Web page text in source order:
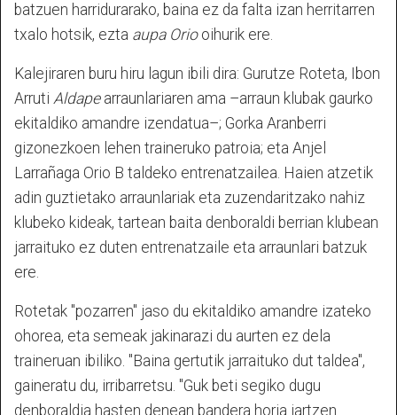
batzuen harridurarako, baina ez da falta izan herritarren
txalo hotsik, ezta aupa Oriooihurik ere.
Kalejiraren buru hiru lagun ibili dira: Gurutze Roteta, Ibon
Arruti Aldapearraunlariaren ama –arraun klubak gaurko
ekitaldiko amandre izendatua–; Gorka Aranberri
gizonezkoen lehen traineruko patroia; eta Anjel
Larrañaga Orio B taldeko entrenatzailea. Haien atzetik
adin guztietako arraunlariak eta zuzendaritzako nahiz
klubeko kideak, tartean baita denboraldi berrian klubean
jarraituko ez duten entrenatzaile eta arraunlari batzuk
ere.
Rotetak "pozarren" jaso du ekitaldiko amandre izateko
ohorea, eta semeak jakinarazi du aurten ez dela
traineruan ibiliko. "Baina gertutik jarraituko dut taldea",
gaineratu du, irribarretsu. "Guk beti segiko dugu
denboraldia hasten denean bandera horia jartzen